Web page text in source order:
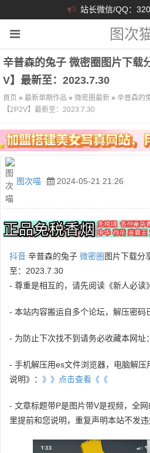
站长微信/QQ：
图次
辛普森的兔子 微密圈图片下载
V】最新至：2023.7.30
首页 » 最新单期作品 » 微密圈最新 » 辛普森的
【2P2V】最新至：2023.7.30
图次喵 2024-05-21 21:26
抖音 辛普森的兔子 微密圈 图片下载分
至：2023.7.30
- 尊重是相互的，请先阅读《新人必读
- 本站内容搬运自多个论坛，解压密码
- 为防止下次找不到请务必收藏本网址：
- 手机解压用es文件浏览器，电脑解
说明》： 》》点击查看《《
- 文章标题带P是图片带V是视频，全
里提前和您说明，重复声明本站不发